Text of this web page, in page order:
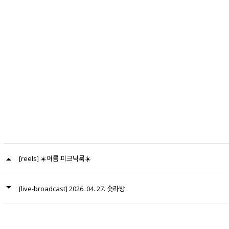
[reels] ☀️여름 피크닉룩☀️
[live-broadcast] 2026. 04. 27. 숏라방